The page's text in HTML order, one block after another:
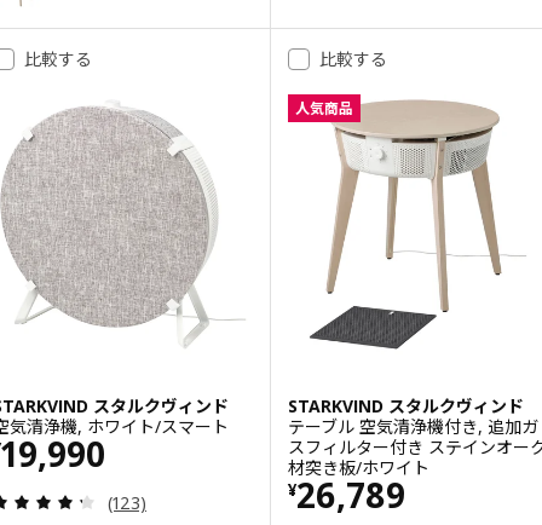
比較する
スタルクヴィンド
気清浄機, ホワイト/スマート
19,990
格 ¥ 19990
レビュー: 4.3 から 5 星です。 総レビュー数:
(123)
比較する
人気商品
STARKVIND スタルクヴィンド
テーブル 空気清浄機付き, 追加ガ
スフィルター付き ステインオー
材突き板/ホワイト
¥26,789
価格 ¥ 26789